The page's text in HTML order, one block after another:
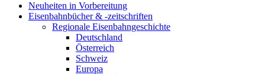
Neuheiten in Vorbereitung
Eisenbahnbücher & -zeitschriften
Regionale Eisenbahngeschichte
Deutschland
Österreich
Schweiz
Europa